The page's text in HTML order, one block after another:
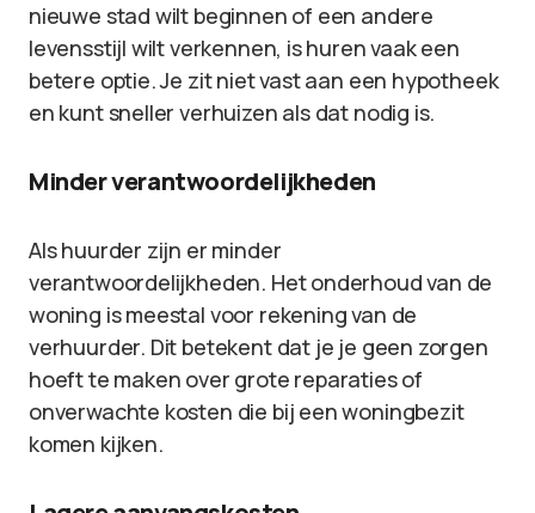
nieuwe stad wilt beginnen of een andere
levensstijl wilt verkennen, is huren vaak een
betere optie. Je zit niet vast aan een hypotheek
en kunt sneller verhuizen als dat nodig is.
Minder verantwoordelijkheden
Als huurder zijn er minder
verantwoordelijkheden. Het onderhoud van de
woning is meestal voor rekening van de
verhuurder. Dit betekent dat je je geen zorgen
hoeft te maken over grote reparaties of
onverwachte kosten die bij een woningbezit
komen kijken.